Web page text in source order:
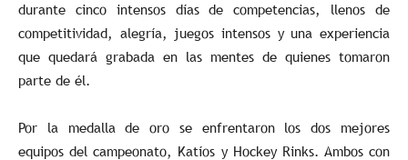
durante cinco intensos días de competencias, llenos de
competitividad, alegría, juegos intensos y una experiencia
que quedará grabada en las mentes de quienes tomaron
parte de él.
Por la medalla de oro se enfrentaron los dos mejores
equipos del campeonato, Katíos y Hockey Rinks. Ambos con